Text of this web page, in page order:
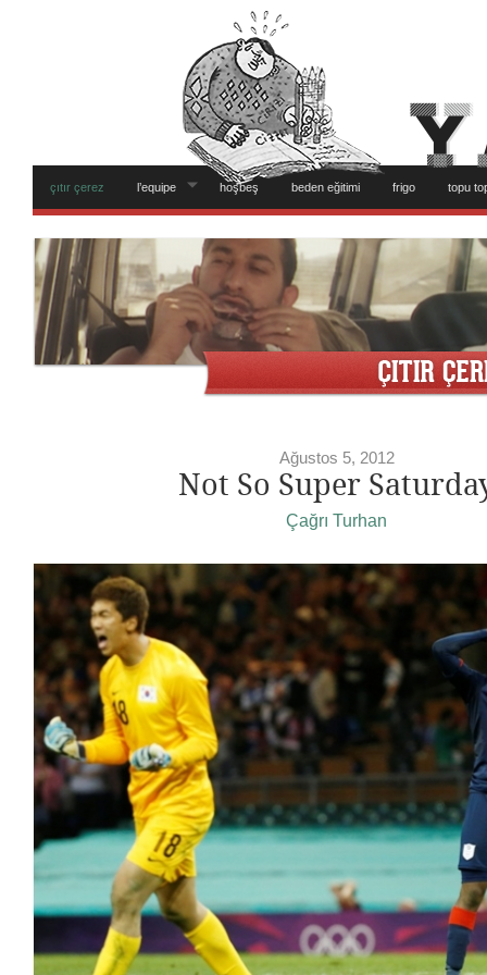
çıtır çerez l’equipe hoşbeş beden eğitimi frigo topu
Ağustos 5, 2012
Not So Super
Çağrı Turhan